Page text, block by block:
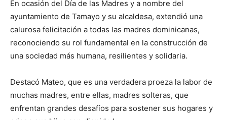
En ocasión del Día de las Madres y a nombre del
ayuntamiento de Tamayo y su alcaldesa, extendió una
calurosa felicitación a todas las madres dominicanas,
reconociendo su rol fundamental en la construcción de
una sociedad más humana, resilientes y solidaria.
Destacó Mateo, que es una verdadera proeza la labor de
muchas madres, entre ellas, madres solteras, que
enfrentan grandes desafíos para sostener sus hogares y